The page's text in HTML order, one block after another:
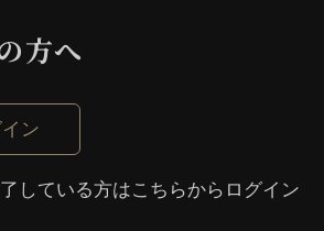
⽅へ
ン
している⽅はこちらからログイン